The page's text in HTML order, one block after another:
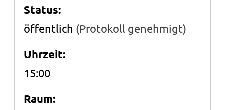
Status:
öffentlich (Protokoll genehmigt)
Uhrzeit:
15:00
Raum: